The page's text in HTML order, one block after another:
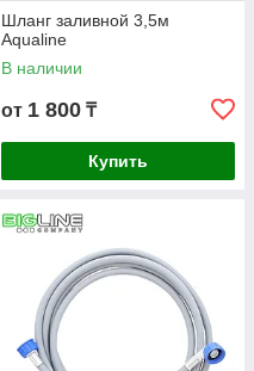
Шланг заливной 3,5м
Aqualine
В наличии
от 1 800 ₸
Купить